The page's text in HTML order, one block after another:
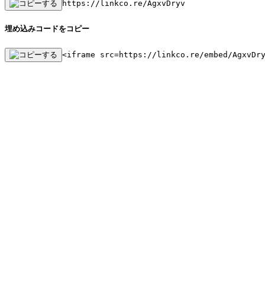
https://linkco.re/AgxvDryv
埋め込みコードをコピー
<iframe src=https://linkco.re/embed/